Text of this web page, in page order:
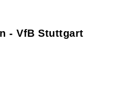
- VfB Stuttgart